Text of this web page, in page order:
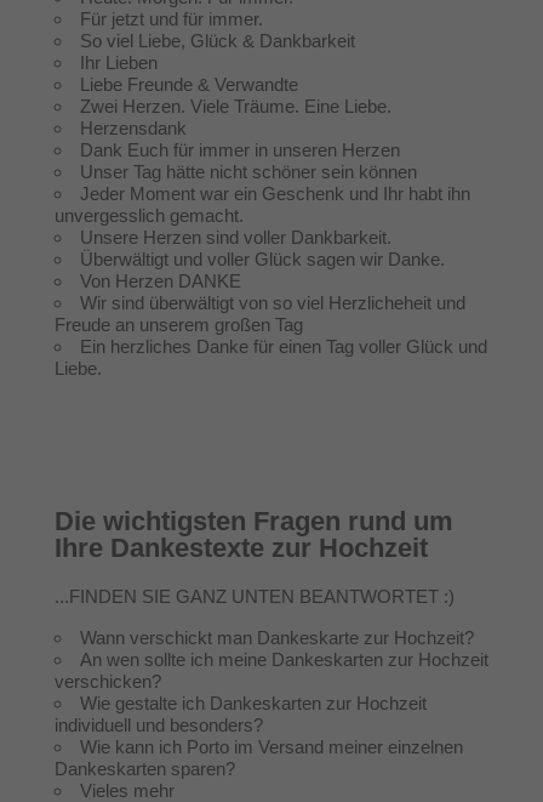
Für jetzt und für immer.
So viel Liebe, Glück & Dankbarkeit
Ihr Lieben
Liebe Freunde & Verwandte
Zwei Herzen. Viele Träume. Eine Liebe.
Herzensdank
Dank Euch für immer in unseren Herzen
Unser Tag hätte nicht schöner sein können
Jeder Moment war ein Geschenk und Ihr habt ihn
unvergesslich gemacht.
Unsere Herzen sind voller Dankbarkeit.
Überwältigt und voller Glück sagen wir Danke.
Von Herzen DANKE
Wir sind überwältigt von so viel Herzlicheheit und
Freude an unserem großen Tag
Ein herzliches Danke für einen Tag voller Glück und
Liebe.
Die wichtigsten Fragen rund um
Ihre Dankestexte zur Hochzeit
...FINDEN SIE GANZ UNTEN BEANTWORTET :)
Wann verschickt man Dankeskarte zur Hochzeit?
An wen sollte ich meine Dankeskarten zur Hochzeit
verschicken?
Wie gestalte ich Dankeskarten zur Hochzeit
individuell und besonders?
Wie kann ich Porto im Versand meiner einzelnen
Dankeskarten sparen?
Vieles mehr